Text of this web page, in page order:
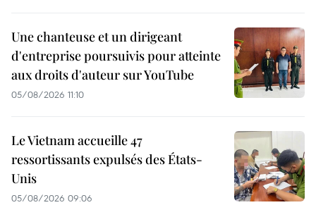
Une chanteuse et un dirigeant
d'entreprise poursuivis pour atteinte
aux droits d'auteur sur YouTube
05/08/2026 11:10
Le Vietnam accueille 47
ressortissants expulsés des États-
Unis
05/08/2026 09:06